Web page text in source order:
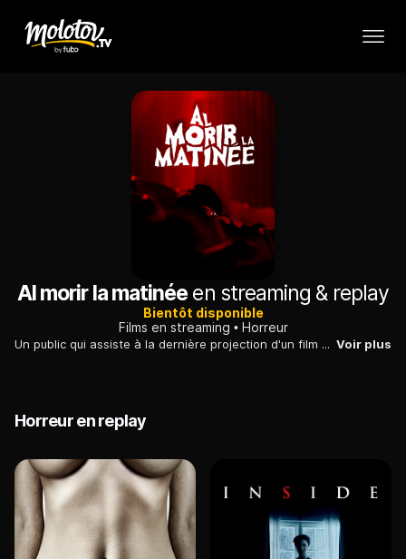
Al morir la matinée en streaming & replay
Bientôt disponible
Films en streaming
Horreur
Un public qui assiste à la dernière projection d'un film d'horreur dans un petit cinéma du centre-ville est terrorisé par un meurtrier qui commence à les éliminer un par un. La seule personne à remarquer que quelque chose d'étrange se passe est la fille du projectionniste. Voir plus
Horreur en replay